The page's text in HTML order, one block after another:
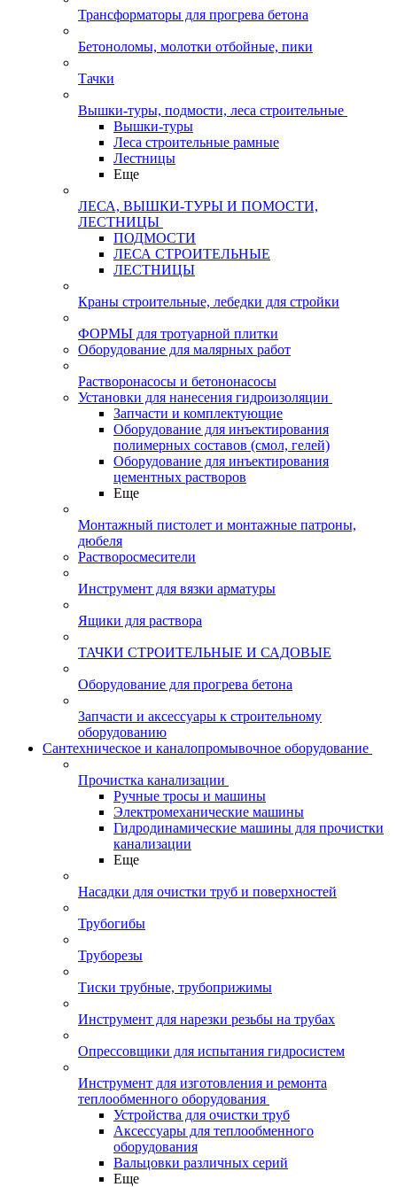
Трансформаторы для прогрева бетона
Бетоноломы, молотки отбойные, пики
Тачки
Вышки-туры, подмости, леса строительные
Вышки-туры
Леса строительные рамные
Лестницы
Еще
ЛЕСА, ВЫШКИ-ТУРЫ И ПОМОСТИ,
ЛЕСТНИЦЫ
ПОДМОСТИ
ЛЕСА СТРОИТЕЛЬНЫЕ
ЛЕСТНИЦЫ
Краны строительные, лебедки для стройки
ФОРМЫ для тротуарной плитки
Оборудование для малярных работ
Растворонасосы и бетононасосы
Установки для нанесения гидроизоляции
Запчасти и комплектующие
Оборудование для инъектирования
полимерных составов (смол, гелей)
Оборудование для инъектирования
цементных растворов
Еще
Монтажный пистолет и монтажные патроны,
дюбеля
Растворосмесители
Инструмент для вязки арматуры
Ящики для раствора
ТАЧКИ СТРОИТЕЛЬНЫЕ И САДОВЫЕ
Оборудование для прогрева бетона
Запчасти и аксессуары к строительному
оборудованию
Сантехническое и каналопромывочное оборудование
Прочистка канализации
Ручные тросы и машины
Электромеханические машины
Гидродинамические машины для прочистки
канализации
Еще
Насадки для очистки труб и поверхностей
Трубогибы
Труборезы
Тиски трубные, трубоприжимы
Инструмент для нарезки резьбы на трубах
Опрессовщики для испытания гидросистем
Инструмент для изготовления и ремонта
теплообменного оборудования
Устройства для очистки труб
Аксессуары для теплообменного
оборудования
Вальцовки различных серий
Еще